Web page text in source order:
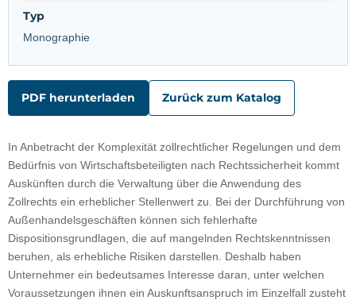
Typ
Monographie
PDF herunterladen Zurück zum Katalog
In Anbetracht der Komplexität zollrechtlicher Regelungen und dem
Bedürfnis von Wirtschaftsbeteiligten nach Rechtssicherheit kommt
Auskünften durch die Verwaltung über die Anwendung des
Zollrechts ein erheblicher Stellenwert zu. Bei der Durchführung von
Außenhandelsgeschäften können sich fehlerhafte
Dispositionsgrundlagen, die auf mangelnden Rechtskenntnissen
beruhen, als erhebliche Risiken darstellen. Deshalb haben
Unternehmer ein bedeutsames Interesse daran, unter welchen
Voraussetzungen ihnen ein Auskunftsanspruch im Einzelfall zusteht